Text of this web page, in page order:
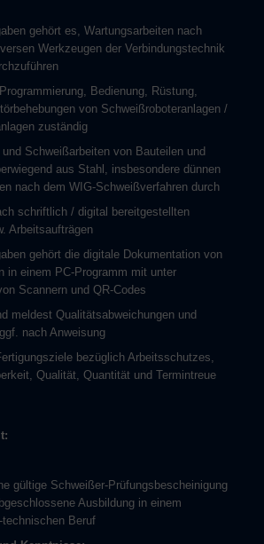
gehört es, Wartungsarbeiten nach
Werkzeugen der Verbindungstechnik
Bedienung, Rüstung,
von Schweißroboteranlagen /
zuständig
Schweißarbeiten von Bauteilen und
aus Stahl, insbesondere dünnen
nach dem WIG-Schweißverfahren durch
schriftlich / digital bereitgestellten
Arbeitsaufträgen
gehört die digitale Dokumentation von
in einem PC-Programm mit unter
Scannern und QR-Codes
meldest Qualitätsabweichungen und
nach Anweisung
bezüglich Arbeitsschutzes,
Qualität, Quantität und Termintreue
gültige Schweißer-Prüfungsbescheinigung
Ausbildung in einem
technischen Beruf